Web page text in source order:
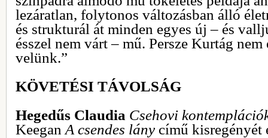
lezáratlan, folytonos változásban álló
és strukturál át minden egyes új – és
ésszel nem várt – mű. Persze Kurtág
velünk.”
KÖVETÉSI TÁVOLSÁG
Hegedűs Claudia Csehovi
Keegan A csendes lány című kisregényét